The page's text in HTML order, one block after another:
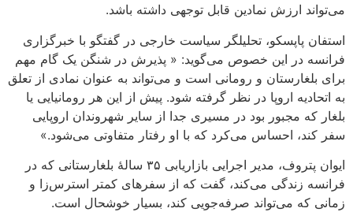
می‌تواند ارزش نمادین قابل توجهی داشته باشد.
استفان پاپسکو، تحلیلگر سیاست خارجی در گفتگو با خبرگزاری
فرانسه در این خصوص می‌گوید: « پذیرش در شنگن یک گام مهم
برای بلغارستان و رومانی است و می‌تواند به عنوان نمادی از تعلق
به اتحادیه اروپا در نظر گرفته شود. پیش از این هر رومانیایی یا
بلغار که مجبور بود در مسیری جدا از سایر شهروندان اروپایی
سفر کند، احساس می‌کرد که با او رفتار متفاوتی می‌شود.»
ایوان پتروف، مدیر اجرایی بازاریابی ۳۵ سالهٔ بلغارستانی که در
فرانسه زندگی می‌کند، گفت که از سفرهای کمتر استرس‌زا و
زمانی که می‌تواند صرفه‌جویی کند، بسیار خوشحال است.